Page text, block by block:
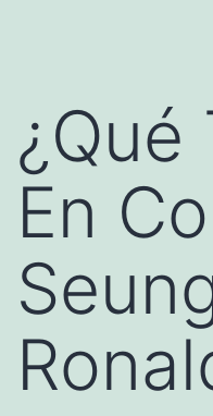
¿Qué
En